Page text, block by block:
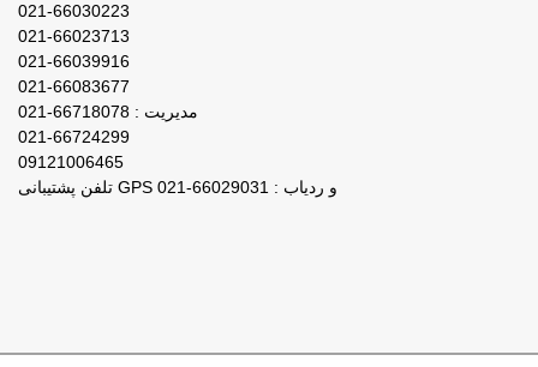
021-66030223
021-66023713
021-66039916
021-66083677
مدیریت : 66718078-021
021-66724299
09121006465
تلفن پشتیبانی GPS و ردیاب : 66029031-021